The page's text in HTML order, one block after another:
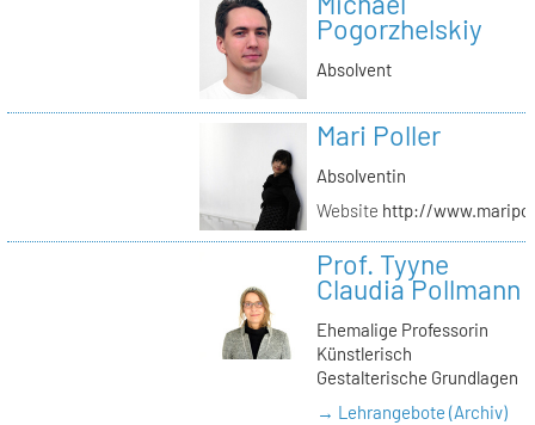
Pogorzhelskiy
Absolvent
Mari Poller
Absolventin
Website http://
Prof. Tyyne
Claudia Pollmann
Ehemalige Professorin
Künstlerisch
Gestalterische Grundlagen
→ Lehrangebote (Archiv)